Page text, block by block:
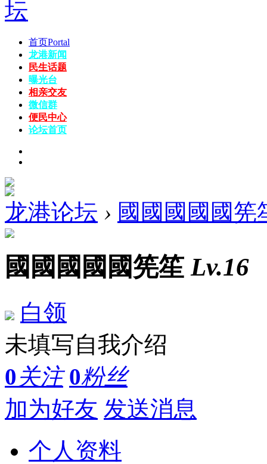
首页Portal
龙港新闻
民生话题
曝光台
相亲交友
微信群
便民中心
论坛首页
龙港论坛 › 國國國國國筅
國國國國國筅笙 Lv.16
白领
未填写自我介绍
0关注 0粉丝
加为好友 发送消息
个人资料